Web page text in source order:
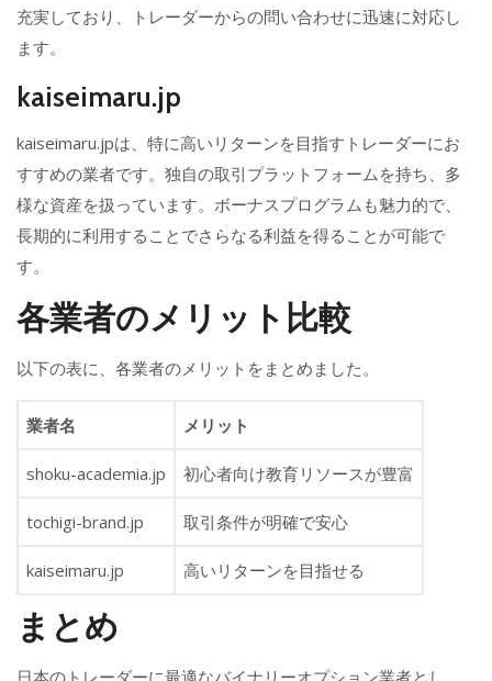
充実しており、トレーダーからの問い合わせに迅速に対応し
ます。
kaiseimaru.jp
kaiseimaru.jpは、特に高いリターンを目指すトレーダーにお
すすめの業者です。独自の取引プラットフォームを持ち、多
様な資産を扱っています。ボーナスプログラムも魅力的で、
長期的に利用することでさらなる利益を得ることが可能で
す。
各業者のメリット比較
以下の表に、各業者のメリットをまとめました。
業者名 メリット
shoku-academia.jp 初心者向け教育リソースが豊富
tochigi-brand.jp 取引条件が明確で安心
kaiseimaru.jp 高いリターンを目指せる
まとめ
日本のトレーダーに最適なバイナリーオプション業者とし